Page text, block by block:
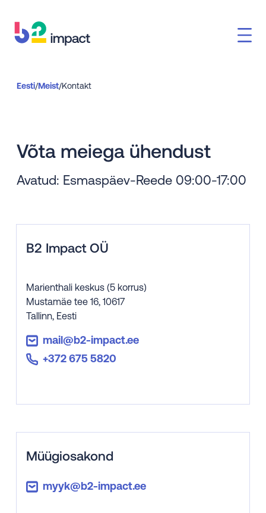
Eesti/Meist/Kontakt
Võta meiega ühendust
Avatud: Esmaspäev-Reede 09:00-17:00
B2 Impact OÜ
Marienthali keskus (5 korrus)
Mustamäe tee 16, 10617
Tallinn, Eesti
mail@b2-impact.ee
+372 675 5820
Müügiosakond
myyk@b2-impact.ee